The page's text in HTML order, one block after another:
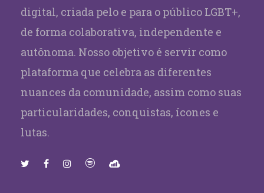
digital, criada pelo e para o público LGBT+,
de forma colaborativa, independente e
autônoma. Nosso objetivo é servir como
plataforma que celebra as diferentes
nuances da comunidade, assim como suas
particularidades, conquistas, ícones e
lutas.